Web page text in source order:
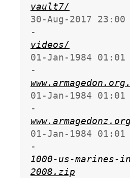
vault7/
30-Aug-2017 23:00
videos/
01-Jan-1984 01:01
01-Jan-1984 01:01
01-Jan-1984 01:01
1000-us-marines-
2008.zip